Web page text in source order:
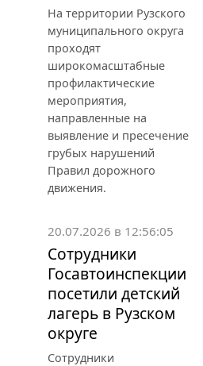
На территории Рузского
муниципального округа
проходят
широкомасштабные
профилактические
мероприятия,
направленные на
выявление и пресечение
грубых нарушений
Правил дорожного
движения.
20.07.2026 в 12:56:05
Сотрудники
Госавтоинспекции
посетили детский
лагерь в Рузском
округе
Сотрудники